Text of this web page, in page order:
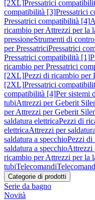
[2XL]Pressatrici
compatibilità [3]Pressatrici
Pressatrici compatibilità [4]
ricambio per Attrezzi per la
pressioneStrumenti di
per PressatriciPressatrici
Pressatrici compatibilità [1]
ricambio per Pressatrici
[2XL]Pezzi di ricambio per
[2XL]Pressatrici
compatibilità [4]Per sistemi
tubiAttrezzi per Geberit
per Attrezzi per Geberit
saldatura elettricaPezzi di
elettricaAttrezzi per
saldatura a specchioPezzi di
saldatura a specchioAttrezzi
ricambio per Attrezzi per la
tubiTelecomandi
Categorie di prodotti
Serie da bagno
Novità